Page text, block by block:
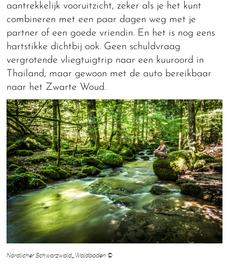
aantrekkelijk vooruitzicht, zeker als je het kunt
combineren met een paar dagen weg met je
partner of een goede vriendin. En het is nog eens
hartstikke dichtbij ook. Geen schuldvraag
vergrotende vliegtuigtrip naar een kuuroord in
Thailand, maar gewoon met de auto bereikbaar
naar het Zwarte Woud.
Nördlicher Schwarzwald_Waldbaden ©